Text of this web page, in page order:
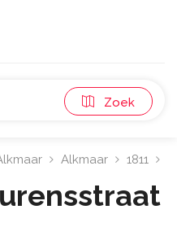
Zoek
Alkmaar 1811